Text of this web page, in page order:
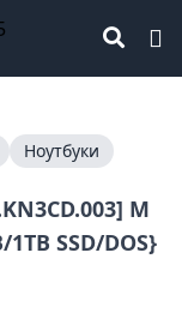
Ноутбуки
M
SSD/DOS}